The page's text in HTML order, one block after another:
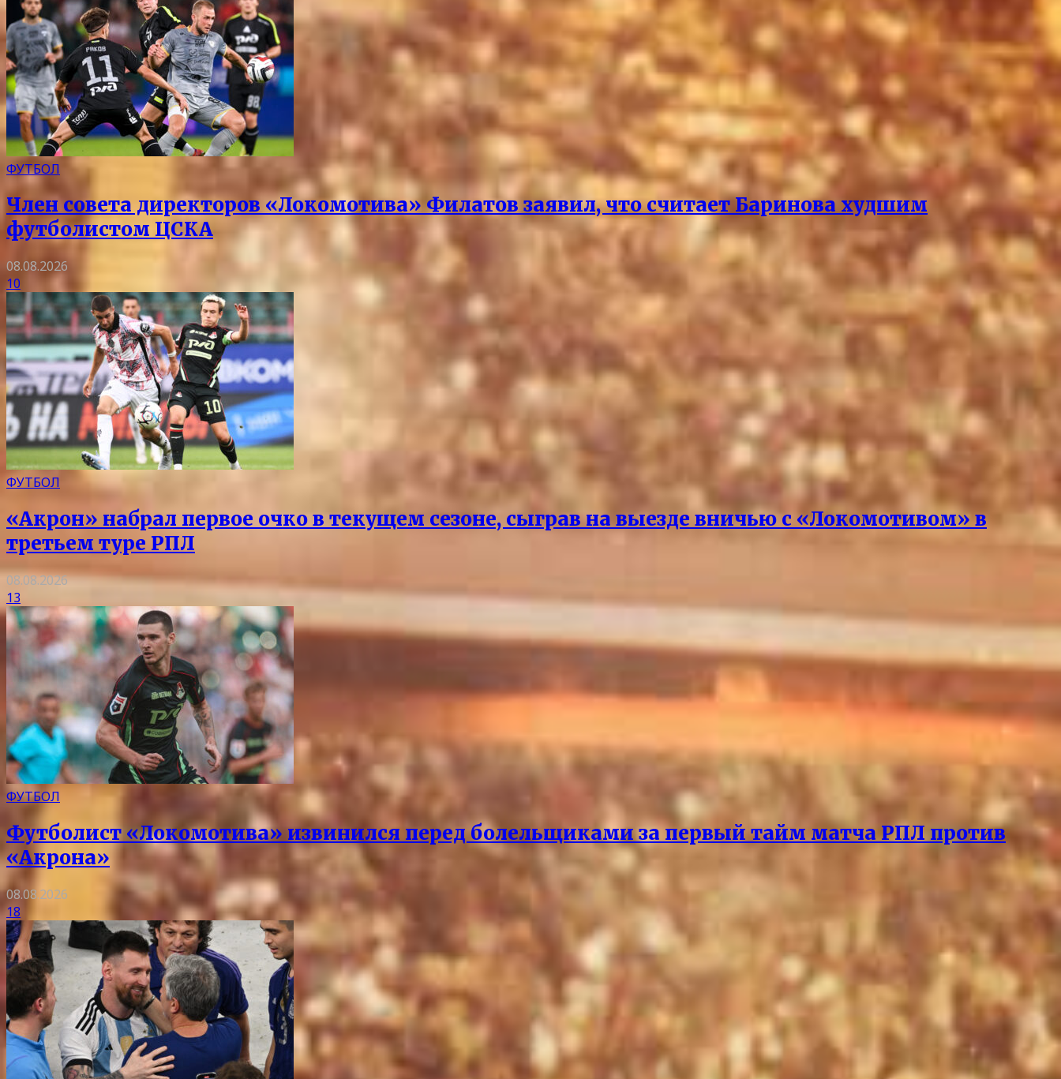
ФУТБОЛ
Член совета директоров «Локомотива» Филатов заявил, что считает Баринова худшим
футболистом ЦСКА
08.08.2026
10
ФУТБОЛ
«Акрон» набрал первое очко в текущем сезоне, сыграв на выезде вничью с «Локомотивом» в
третьем туре РПЛ
08.08.2026
13
ФУТБОЛ
Футболист «Локомотива» извинился перед болельщиками за первый тайм матча РПЛ против
«Акрона»
08.08.2026
18